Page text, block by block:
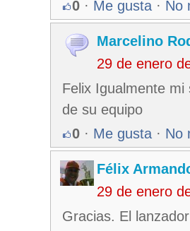
0 · Me gusta · No
Marcelino
29 de enero
Felix Igualmente
de su equipo
0 · Me gusta · No
Félix
29 de enero
Gracias. El